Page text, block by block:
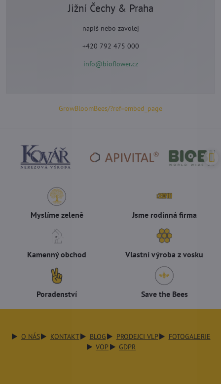
Jižní Čechy & Praha
napiš nebo zavolej
+420 792 475 000
info@bioflower.cz
GrowBloomBees/?ref=embed_page
Myslíme zeleně Jsme rodinná firma
Kamenný obchod Vlastní výroba z vosku
Poradenství Save the Bees
O NÁS KONTAKT BLOG PRODEJCI VLP
FOTOGALERIE
VOP
GDPR